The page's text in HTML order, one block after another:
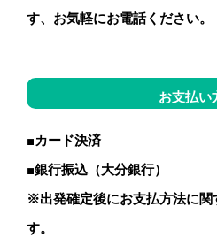
す、お気軽にお電話ください。
お支払い
■カード決済
■銀行振込（大分銀行）
※出発確定後にお支払方法に関
す。